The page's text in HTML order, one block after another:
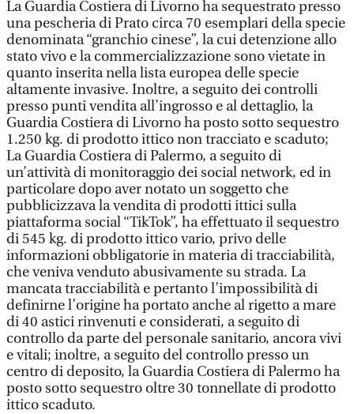
La Guardia Costiera di Livorno ha sequestrato presso
una pescheria di Prato circa 70 esemplari della specie
denominata “granchio cinese”, la cui detenzione allo
stato vivo e la commercializzazione sono vietate in
quanto inserita nella lista europea delle specie
altamente invasive. Inoltre, a seguito dei controlli
presso punti vendita all’ingrosso e al dettaglio, la
Guardia Costiera di Livorno ha posto sotto sequestro
1.250 kg. di prodotto ittico non tracciato e scaduto;
La Guardia Costiera di Palermo, a seguito di
un’attività di monitoraggio dei social network, ed in
particolare dopo aver notato un soggetto che
pubblicizzava la vendita di prodotti ittici sulla
piattaforma social “TikTok”, ha effettuato il sequestro
di 545 kg. di prodotto ittico vario, privo delle
informazioni obbligatorie in materia di tracciabilità,
che veniva venduto abusivamente su strada. La
mancata tracciabilità e pertanto l’impossibilità di
definirne l’origine ha portato anche al rigetto a mare
di 40 astici rinvenuti e considerati, a seguito di
controllo da parte del personale sanitario, ancora vivi
e vitali; inoltre, a seguito del controllo presso un
centro di deposito, la Guardia Costiera di Palermo ha
posto sotto sequestro oltre 30 tonnellate di prodotto
ittico scaduto.